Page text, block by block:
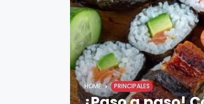
HOME PRINCIPALES